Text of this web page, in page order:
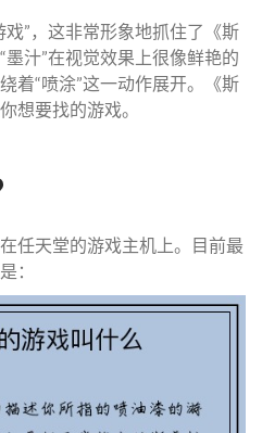
”，这非常形象地抓住了《斯
汁”在视觉效果上很像鲜艳的
着“喷涂”这一动作展开。《斯
想要找的游戏。
任天堂的游戏主机上。目前最
：